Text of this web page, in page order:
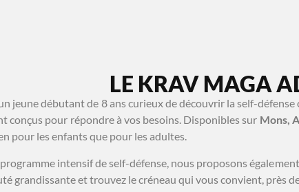
LE KRAV MAGA
jeune débutant de 8 ans curieux de découvrir la self-
conçus pour répondre à vos besoins. Disponibles sur Mons,
pour les enfants que pour les adultes.
intensif de self-défense, nous proposons
grandissante et trouvez le créneau qui vous convient, près